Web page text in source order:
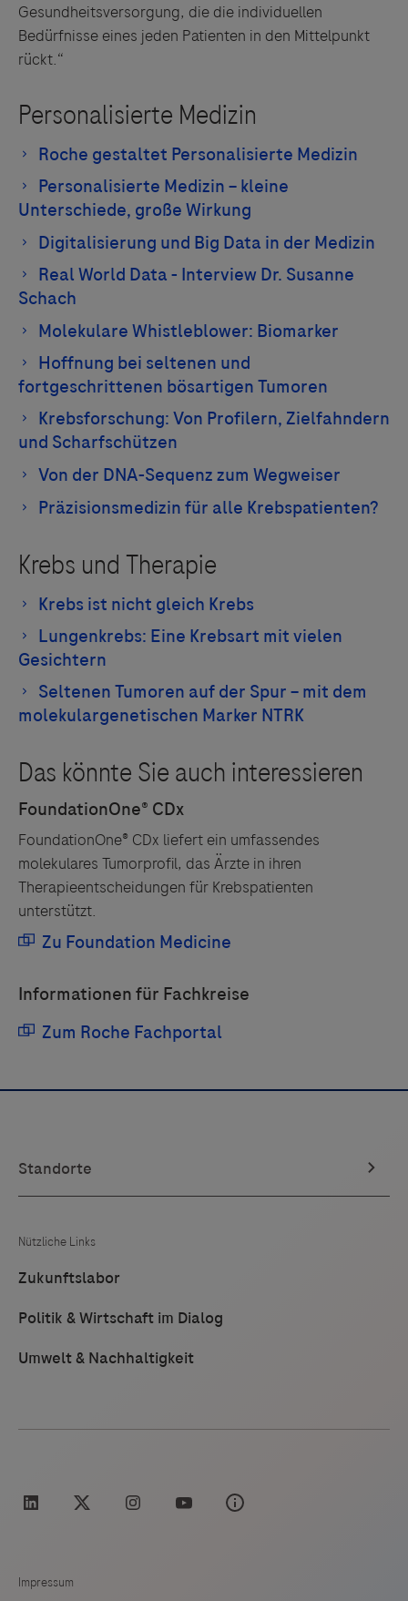
Gesundheitsversorgung, die die individuellen
Bedürfnisse eines jeden Patienten in den Mittelpunkt
rückt.“